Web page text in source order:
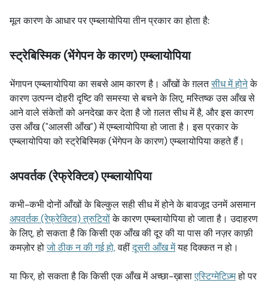
मूल कारण के आधार पर एम्ब्लायोपिया तीन प्रकार का होता है:
स्ट्रेबिस्मिक (भेंगेपन के कारण) एम्ब्लायोपिया
भेंगापन एम्ब्लायोपिया का सबसे आम कारण है। आँखों के ग़लतसीध में होनेके
कारण उत्पन्न दोहरी दृष्टि की समस्या से बचने के लिए, मस्तिष्क उस आँख से
आने वाले संकेतों को अनदेखा कर देता है जो ग़लत सीध में है, और इस कारण
उस आँख ("आलसी आँख") में एम्ब्लायोपिया हो जाता है। इस प्रकार के
एम्ब्लायोपिया को स्ट्रेबिस्मिक (भेंगेपन के कारण) एम्ब्लायोपिया कहते हैं।
अपवर्तक (रेफ्रेक्टिव) एम्ब्लायोपिया
कभी-कभी दोनों आँखों के बिल्कुल सही सीध में होने के बावजूद उनमें असमान
अपवर्तक (रेफ्रेक्टिव) त्रुटियोंके कारण एम्ब्लायोपिया हो जाता है। उदाहरण
के लिए, हो सकता है कि किसी एक आँख की दूर की या पास की नज़र काफ़ी
कमज़ोर होजो ठीक न की गई हो,वहींदूसरी आँख मेंयह दिक्कत न हो।
या फिर, हो सकता है कि किसी एक आँख में अच्छा-ख़ासाएस्टिग्मेटिज़्महो पर